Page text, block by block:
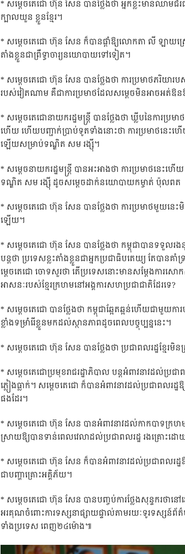
* សម្តេចតេជោ ហ៊ុន សែន បានថ្លែងថា អ្នកខ្លះមានឈាមជ័រ
ក្បាលយួន ខ្លួនខ្មែរ។
* សម្តេចតេជោ ហ៊ុន សែន ក៏បានផ្តាំឱ្យលោកតា លី ឡាយ
តាំងខ្លួនជាព្រឹទ្ធាចារ្យនយោបាយទៅទៀត។
* សម្តេចតេជោ ហ៊ុន សែន បានថ្លែងថា ការប្រមាថភរិយា
របស់វៀតណាម គឺជាការប្រមាថដែលសម្តេចមិនអាចអត់
* សម្តេចតេជោនាយករដ្ឋមន្ត្រី បានថ្លែងថា ឃ្លីបនៃការប្រម
ហើយ ហើយបញ្ជាក់ប្រាប់ទូតទាំងនោះថា ការប្រមាថនេះ
ឡើយសម្រាប់ទណ្ឌិត សម រង្ស៉ី។
* សម្តេចនាយករដ្ឋមន្ត្រី បានអះអាងថា ការប្រមាថនេះ
ទណ្ឌិត សម រង្ស៉ី ដូចសម្តេចដាក់នយោបាយកម្ចាត់ ប៉ុលពត
* សម្តេចតេជោ ហ៊ុន សែន បានថ្លែងថា ការប្រមាថមួយន
ឡើយ។
* សម្តេចតេជោ ហ៊ុន សែន បានថ្លែងថា កម្ពុជាបានទទួលរ
បន្តថា ប្រទេសខ្លះតាំងខ្លួនជាអ្នកប្រជាធិបតេយ្យ តែបានគ
ម្តេចតេជោ ចោទសួរថា តើប្រទេសនោះមានសម្តែងការសោក
អាសនៈរបស់ខ្មែរក្រហមនៅអង្គការសហប្រជាជាតិដែរទេ?
* សម្តេចតេជោ បានថ្លែងថា កម្ពុជាឆ្អែតឆ្អន់ហើយជាមួយ
ខ្លាំងទម្រាំរើខ្លួនមកដល់ស្ថានភាពដូចពេលបច្ចុប្បន្ននេះ។
* សម្តេចតេជោ ហ៊ុន សែន បានថ្លែងថា ប្រជាពលរដ្ឋខ្មែរមិ
* សម្តេចតេជោប្រមុខរាជរដ្ឋាភិបាល បន្តអំពាវនាវដល់ប្រជ
ភ្លៀងធ្លាក់។ សម្តេចតេជោ ក៏បានអំពាវនាវដល់ប្រជាពលរដ្ឋ
ផងដែរ។
* សម្តេចតេជោ ហ៊ុន សែន បានអំពាវនាវដល់កាកបាទក្រហម
ស្រាយឱ្យបានទាន់ពេលវេលាដល់ប្រជាពលរដ្ឋ រងគ្រោះដោ
* សម្តេចតេជោ ហ៊ុន សែន ក៏បានអំពាវនាវដល់ប្រជាពលរដ្
ជាបញ្ហាគ្រោះអគ្គិភ័យ។
* សម្តេចតេជោ ហ៊ុន សែន បានបញ្ចប់ការថ្លែងសុន្ទករថា
អរគុណចំពោះការទស្សនាផ្សាយផ្ទាល់តាមរយៈទូរទស្សន៍ព័
ទាំងប្រទេស ពេញ២៤ម៉ោង៕